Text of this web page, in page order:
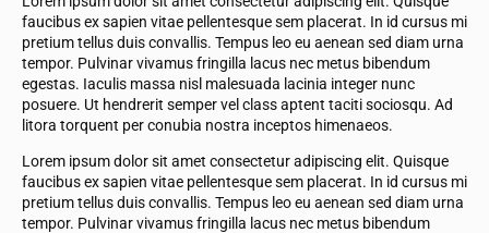
faucibus ex sapien vitae pellentesque sem placerat. In id cursus mi
pretium tellus duis convallis. Tempus leo eu aenean sed diam urna
tempor. Pulvinar vivamus fringilla lacus nec metus bibendum
egestas. Iaculis massa nisl malesuada lacinia integer nunc
posuere. Ut hendrerit semper vel class aptent taciti sociosqu. Ad
litora torquent per conubia nostra inceptos himenaeos.
Lorem ipsum dolor sit amet consectetur adipiscing elit. Quisque
faucibus ex sapien vitae pellentesque sem placerat. In id cursus mi
pretium tellus duis convallis. Tempus leo eu aenean sed diam urna
tempor. Pulvinar vivamus fringilla lacus nec metus bibendum